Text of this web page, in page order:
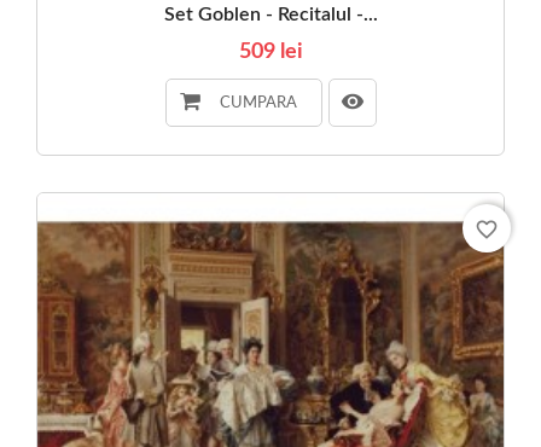
Set Goblen - Recitalul -...
509 lei
CUMPARA
favorite_border